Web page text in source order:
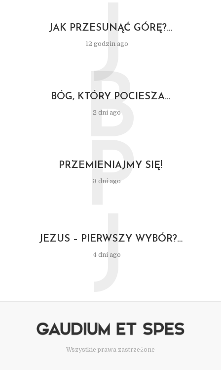
JAK PRZESUNĄĆ GÓRĘ?…
12 godzin ago
J
BÓG, KTÓRY POCIESZA…
2 dni ago
B
PRZEMIENIAJMY SIĘ!
3 dni ago
P
JEZUS – PIERWSZY WYBÓR?…
4 dni ago
J
Wszystkie prawa zastrzeżone